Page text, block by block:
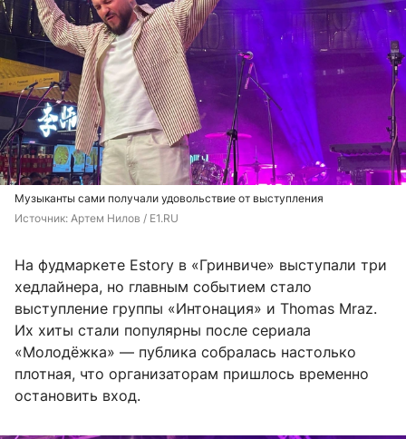
Музыканты сами получали удовольствие от выступления
Источник: Артем Нилов / E1.RU
На фудмаркете Estory в «Гринвиче» выступали три
хедлайнера, но главным событием стало
выступление группы «Интонация» и Thomas Mraz.
Их хиты стали популярны после сериала
«Молодёжка» — публика собралась настолько
плотная, что организаторам пришлось временно
остановить вход.